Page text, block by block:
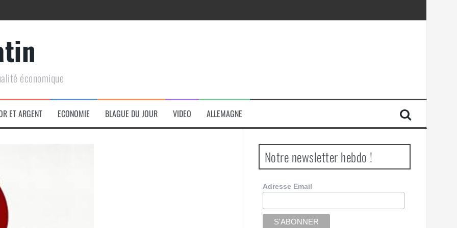
de conquête géopolitique massive
économique
ET ARGENT ECONOMIE BLAGUE DU JOUR VIDEO ALLEMAGNE
Notre newsletter hebdo !
Adresse Email